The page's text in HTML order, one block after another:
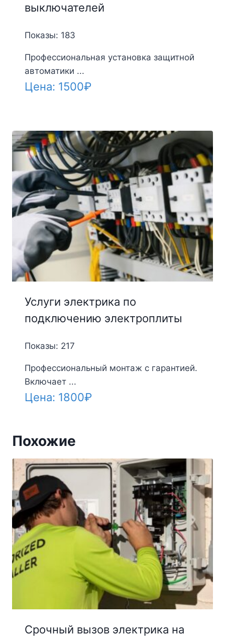
выключателей
Показы: 183
Профессиональная установка защитной
автоматики ...
Цена: 1500₽
Услуги электрика по
подключению электроплиты
Показы: 217
Профессиональный монтаж с гарантией.
Включает ...
Цена: 1800₽
Похожие
Срочный вызов электрика на